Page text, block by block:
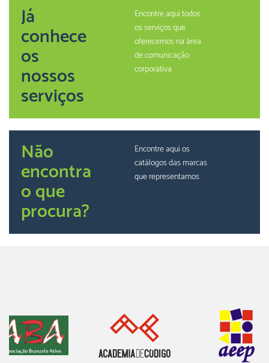
Já
conhece
os
nossos
serviços
Encontre aqui todos
os serviços que
oferecemos na àrea
de comunicação
corporativa
Não
encontra
o que
procura?
Encontre aqui os
catálogos das marcas
que representamos